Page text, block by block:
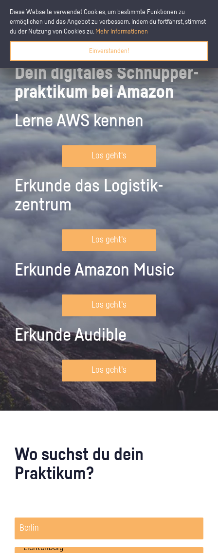
Diese Webseite verwendet Cookies, um bestimmte Funktionen zu
ermöglichen und das Angebot zu verbessern. Indem du fortfährst, stimmst
du der Nutzung von Cookies zu. Mehr Informationen
Einverstanden!
Dein digitales Schnupper­
praktikum bei Amazon
Lerne AWS kennen
Los geht's
Erkunde das Logistik­
zentrum
Los geht's
Erkunde Amazon Music
Los geht's
Erkunde Audible
Los geht's
Wo suchst du dein
Praktikum?